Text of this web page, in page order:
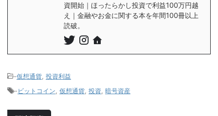
資開始｜ほったらかし投資で利益100万円越
え｜金融やお金に関する本を年間100冊以上
読破。
-仮想通貨, 投資利益
-ビットコイン, 仮想通貨, 投資, 暗号資産